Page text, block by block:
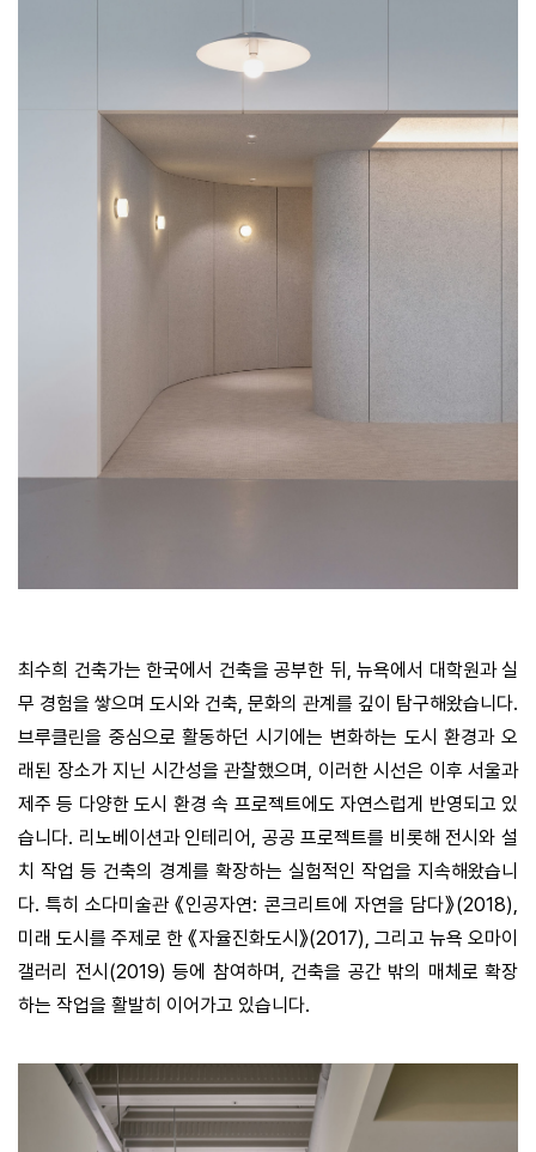
최수희 건축가는 한국에서 건축을 공부한 뒤 뉴욕에서 대학원과 실
무 경험을 쌓으며 도시와 건축 문화의 관계를 깊이 탐구해왔습니다.
브루클린을 중심으로 활동하던 시기에는 변화하는 도시 환경과 오
래된 장소가 지닌 시간성을 관찰했으며
이러한 시선은 이후 서울과
제주 등 다양한 도시 환경 속 프로젝트에도 자연스럽게 반영되고 있
습니다. 리노베이션과 인테리어
공공 프로젝트를 비롯해 전시와 설
치 작업 등 건축의 경계를 확장하는 실험적인 작업을 지속해왔습니
다.특히 소다미술관 《인공자연: 콘크리트에 자연을 담다》(2018),
미래 도시를 주제로 한 《자율진화도시》(2017), 그리고 뉴욕 오마이
갤러리 전시 (2019) 등에 참여하며
건축을 공간 밖의 매체로 확장
하는 작업을 활발히 이어가고 있습니다.